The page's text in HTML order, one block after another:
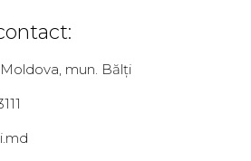
mun. Bălți